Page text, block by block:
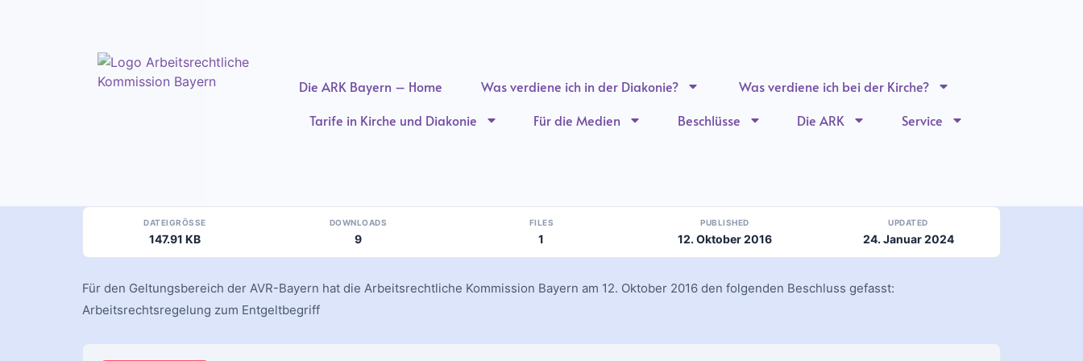
Die ARK Bayern – Home Was verdiene ich in der Diakonie?
Was verdiene ich bei der Kirche?
Tarife in Kirche und Diakonie
Für die Medien Beschlüsse Die ARK Service
DATEIGRÖSSE
147.91 KB
DOWNLOADS
9
FILES
1
PUBLISHED
12. Oktober 2016
UPDATED
24. Januar 2024
Für den Geltungsbereich der AVR-Bayern hat die Arbeitsrechtliche Kommission Bayern am 12. Oktober 2016 den folgenden Beschluss gefasst:
Arbeitsrechtsregelung zum Entgeltbegriff